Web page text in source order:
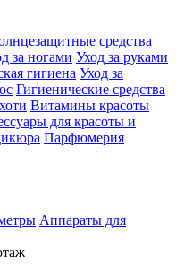
средства
за ногами Уход за руками
гигиена Уход за
Гигиенические средства
Витамины красоты
для красоты и
Парфюмерия
Аппараты для